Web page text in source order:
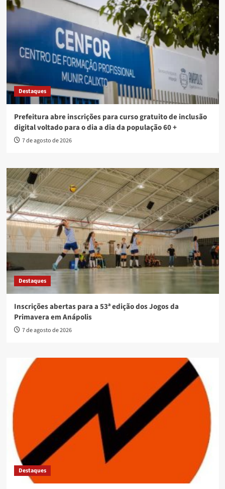
Destaques
Prefeitura abre inscrições para curso gratuito de inclusão
digital voltado para o dia a dia da população 60 +
7 de agosto de 2026
Destaques
Inscrições abertas para a 53ª edição dos Jogos da
Primavera em Anápolis
7 de agosto de 2026
Destaques